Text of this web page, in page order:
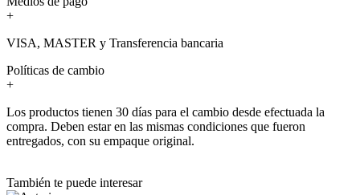
+
VISA, MASTER y Transferencia bancaria
Políticas de cambio
+
Los productos tienen 30 días para el cambio desde efectuada la
compra. Deben estar en las mismas condiciones que fueron
entregados, con su empaque original.
También te puede interesar